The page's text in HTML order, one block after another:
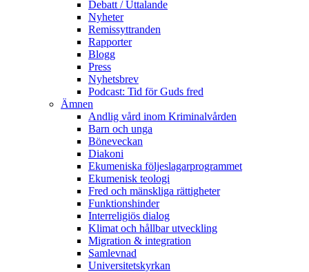
Debatt / Uttalande
Nyheter
Remissyttranden
Rapporter
Blogg
Press
Nyhetsbrev
Podcast: Tid för Guds fred
Ämnen
Andlig vård inom Kriminalvården
Barn och unga
Böneveckan
Diakoni
Ekumeniska följeslagarprogrammet
Ekumenisk teologi
Fred och mänskliga rättigheter
Funktionshinder
Interreligiös dialog
Klimat och hållbar utveckling
Migration & integration
Samlevnad
Universitetskyrkan